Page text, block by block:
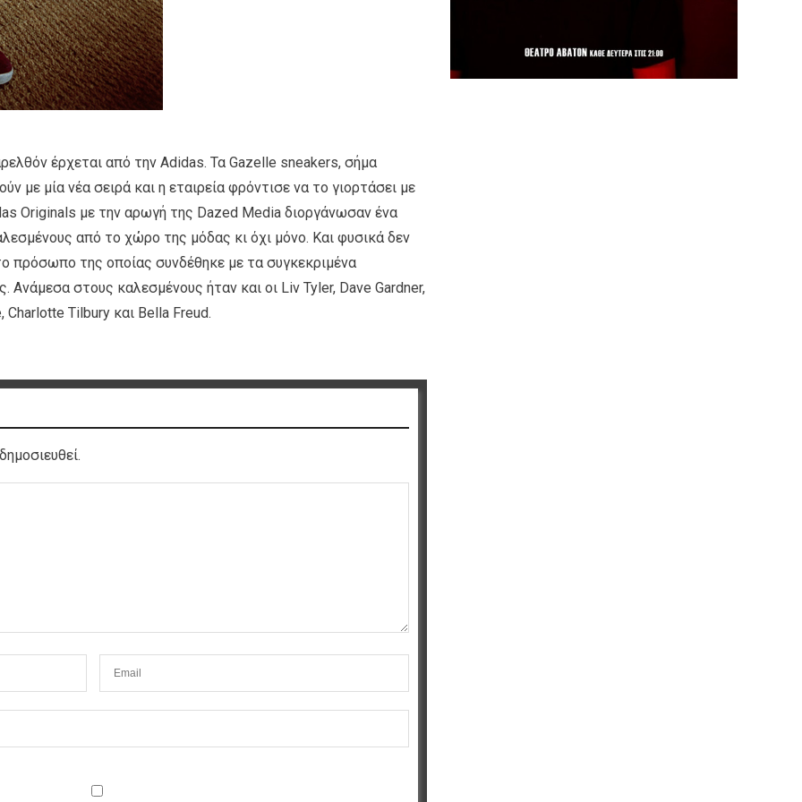
έρχεται από την Adidas. Τα Gazelle sneakers, σήμα
με μία νέα σειρά και η εταιρεία φρόντισε να το γιορτάσει με
Originals με την αρωγή της Dazed Media διοργάνωσαν ένα
από το χώρο της μόδας κι όχι μόνο. Και φυσικά δεν
πρόσωπο της οποίας συνδέθηκε με τα συγκεκριμένα
Ανάμεσα στους καλεσμένους ήταν και οι Liv Tyler, Dave Gardner,
Charlotte Tilbury και Bella Freud.